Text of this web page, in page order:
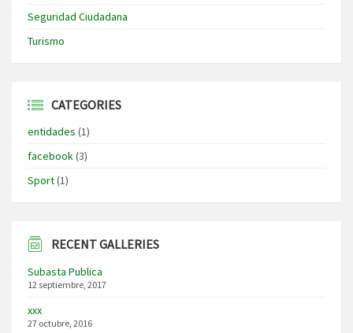
Seguridad Ciudadana
Turismo
CATEGORIES
entidades (1)
facebook(3)
Sport(1)
RECENT GALLERIES
Subasta Publica
12 septiembre, 2017
xxx
27 octubre, 2016